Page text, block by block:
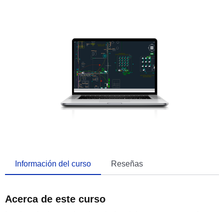
Información del curso Reseñas
Acerca de este curso